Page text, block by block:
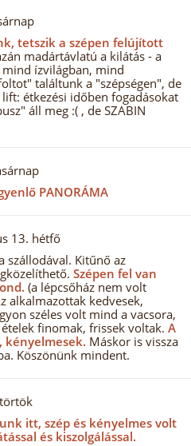
tetszik a szépen felújított
madártávlatú a kilátás - a
ízvilágban, mind
találtunk a "szépségen", de
étkezési időben fogadásokat
áll meg :( , de SZABIN
PANORÁMA
13. hétfő
szállodával. Kitűnő az
Szépen fel van
(a lépcsőház nem volt
alkalmazottak kedvesek,
széles volt mind a vacsora,
finomak, frissek voltak. A
kényelmesek. Máskor is vissza
Köszönünk mindent.
itt, szép és kényelmes volt
és kiszolgálással.